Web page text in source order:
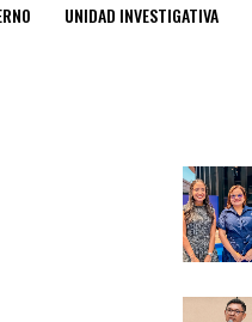
UNIDAD INVESTIGATIVA